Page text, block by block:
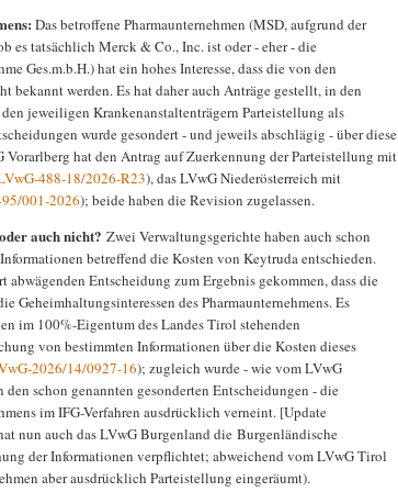
Das betroffene Pharmaunternehmen (MSD, aufgrund der
es tatsächlich Merck & Co., Inc. ist oder - eher - die
Ges.m.b.H.) hat ein hohes Interesse, dass die von den
werden. Es hat daher auch Anträge gestellt, in den
jeweiligen Krankenanstaltenträgern Parteistellung als
wurde gesondert - und jeweils abschlägig - über diese
Vorarlberg hat den Antrag auf Zuerkennung der Parteistellung mit
488-18/2026-R23), das LVwG Niederösterreich mit
001-2026); beide haben die Revision zugelassen.
auch nicht? Zwei Verwaltungsgerichte haben auch schon
betreffend die Kosten von Keytruda entschieden.
Entscheidung zum Ergebnis gekommen, dass die
Geheimhaltungsinteressen des Pharmaunternehmens. Es
im 100%-Eigentum des Landes Tirol stehenden
von bestimmten Informationen über die Kosten dieses
2026/14/0927-16); zugleich wurde - wie vom LVwG
schon genannten gesonderten Entscheidungen - die
im IFG-Verfahren ausdrücklich verneint. [Update
nun auch das LVwG Burgenland die Burgenländische
der Informationen verpflichtet; abweichend vom LVwG Tirol
aber ausdrücklich Parteistellung eingeräumt).